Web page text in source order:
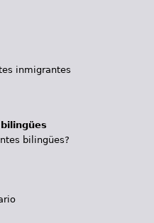
inmigrantes
bilingües?